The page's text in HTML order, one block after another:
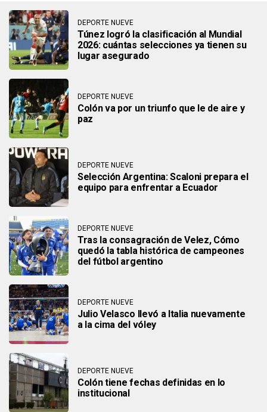
DEPORTE NUEVE
Túnez logró la clasificación al Mundial
2026: cuántas selecciones ya tienen su
lugar asegurado
DEPORTE NUEVE
Colón va por un triunfo que le de aire y
paz
DEPORTE NUEVE
Selección Argentina: Scaloni prepara el
equipo para enfrentar a Ecuador
DEPORTE NUEVE
Tras la consagración de Velez, Cómo
quedó la tabla histórica de campeones
del fútbol argentino
DEPORTE NUEVE
Julio Velasco llevó a Italia nuevamente
a la cima del vóley
DEPORTE NUEVE
Colón tiene fechas definidas en lo
institucional